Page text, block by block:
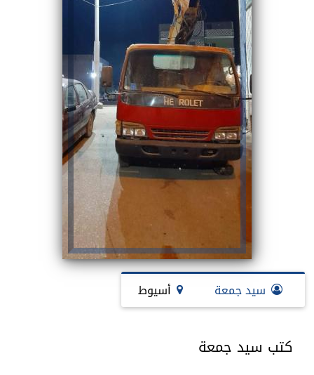
سيد جمعة أسيوط
كتب سيد جمعة